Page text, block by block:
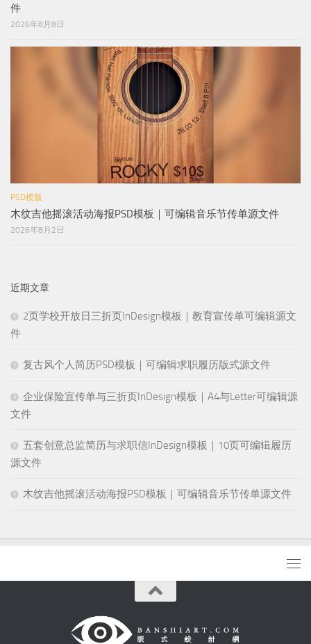
件
2026年8月8日
PSD模版
木纹吉他摇滚活动海报PSD模板｜可编辑音乐节传单源文件
2026年8月2日
近期文章
2页学校开放日三折页InDesign模板｜教育宣传单可编辑源文
件
复古风个人简历PSD模板｜可编辑求职履历版式源文件
企业保险宣传单与三折页InDesign模板｜A4与Letter可编辑源
文件
五套创意总监简历与求职信InDesign模板｜10页可编辑履历
源文件
木纹吉他摇滚活动海报PSD模板｜可编辑音乐节传单源文件